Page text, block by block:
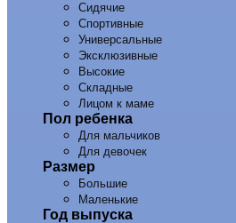
Сидячие
Спортивные
Универсальные
Эксклюзивные
Высокие
Складные
Лицом к маме
Пол ребенка
Для мальчиков
Для девочек
Размер
Большие
Маленькие
Год выпуска